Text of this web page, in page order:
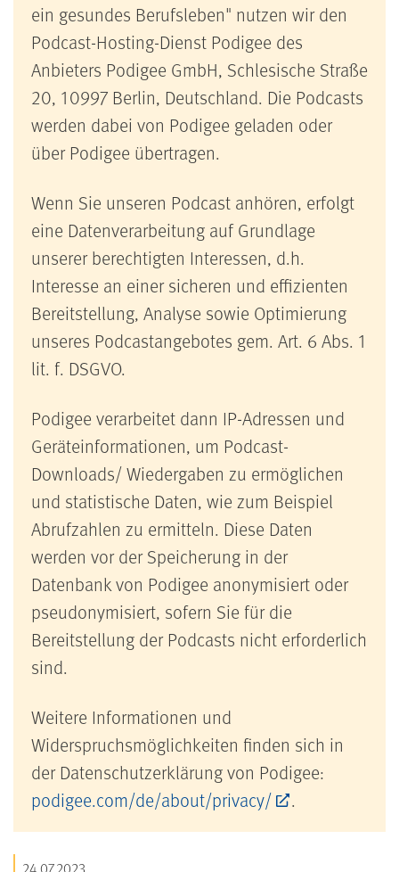
ein gesundes Berufsleben" nutzen wir den
Podcast-Hosting-Dienst Podigee des
Anbieters Podigee GmbH, Schlesische Straße
20, 10997 Berlin, Deutschland. Die Podcasts
werden dabei von Podigee geladen oder
über Podigee übertragen.
Wenn Sie unseren Podcast anhören, erfolgt
eine Datenverarbeitung auf Grundlage
unserer berechtigten Interessen, d.h.
Interesse an einer sicheren und effizienten
Bereitstellung, Analyse sowie Optimierung
unseres Podcastangebotes gem. Art. 6 Abs. 1
lit. f. DSGVO.
Podigee verarbeitet dann IP-Adressen und
Geräteinformationen, um Podcast-
Downloads/ Wiedergaben zu ermöglichen
und statistische Daten, wie zum Beispiel
Abrufzahlen zu ermitteln. Diese Daten
werden vor der Speicherung in der
Datenbank von Podigee anonymisiert oder
pseudonymisiert, sofern Sie für die
Bereitstellung der Podcasts nicht erforderlich
sind.
Weitere Informationen und
Widerspruchsmöglichkeiten finden sich in
der Datenschutzerklärung von Podigee:
podigee.com/de/about/privacy/
.
24.07.2023